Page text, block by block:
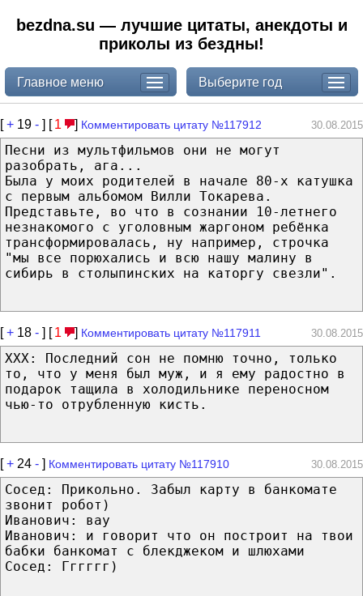
bezdna.su — лучшие цитаты, анекдоты и
приколы из бездны!
Главное меню Выберите год
[+ 19 - ] [ 1 ] Комментировать цитату №117912 30.08.2015
Песни из мультфильмов они не могут
разобрать, ага...
Была у моих родителей в начале 80-х катушка
с первым альбомом Вилли Токарева.
Представьте, во что в сознании 10-летнего
незнакомого с уголовным жаргоном ребёнка
трансформировалась, ну например, строчка
"мы все порюхались и всю нашу малину в
сибирь в столыпинских на каторгу свезли".
[+ 18 - ] [ 1 ] Комментировать цитату №117911 30.08.2015
XXX: Последний сон не помню точно, только
то, что у меня был муж, и я ему радостно в
подарок тащила в холодильнике переносном
чью-то отрубленную кисть.
[+ 24 - ] Комментировать цитату №117910 30.08.2015
Сосед: Прикольно. Забыл карту в банкомате
звонит робот)
Иванович: вау
Иванович: и говорит что он построит на твои
бабки банкомат с блекджеком и шлюхами
Сосед: Гггггг)